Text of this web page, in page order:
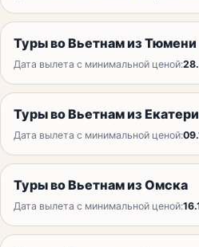
Туры во Вьетнам из Тюмени
Дата вылета с минимальной ценой:
Туры во Вьетнам из
Дата вылета с минимальной ценой:
Туры во Вьетнам из Омска
Дата вылета с минимальной ценой: